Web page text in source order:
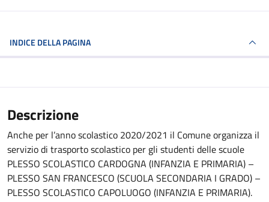
INDICE DELLA PAGINA
Descrizione
Anche per l’anno scolastico 2020/2021 il Comune organizza il
servizio di trasporto scolastico per gli studenti delle scuole
PLESSO SCOLASTICO CARDOGNA (INFANZIA E PRIMARIA) –
PLESSO SAN FRANCESCO (SCUOLA SECONDARIA I GRADO) –
PLESSO SCOLASTICO CAPOLUOGO (INFANZIA E PRIMARIA).